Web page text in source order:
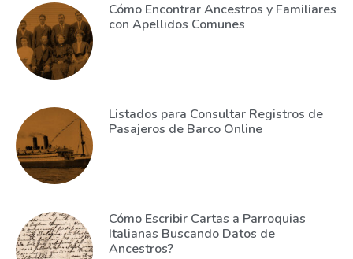
Cómo Encontrar Ancestros y Familiares
con Apellidos Comunes
Listados para Consultar Registros de
Pasajeros de Barco Online
Cómo Escribir Cartas a Parroquias
Italianas Buscando Datos de
Ancestros?